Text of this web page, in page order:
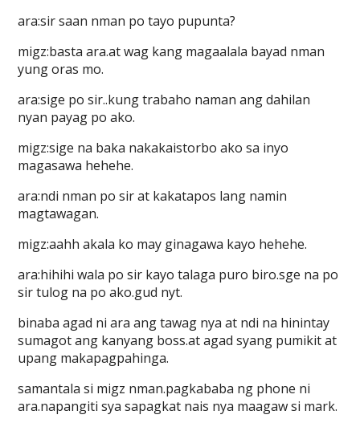
ara:sir saan nman po tayo pupunta?
migz:basta ara.at wag kang magaalala bayad nman
yung oras mo.
ara:sige po sir..kung trabaho naman ang dahilan
nyan payag po ako.
migz:sige na baka nakakaistorbo ako sa inyo
magasawa hehehe.
ara:ndi nman po sir at kakatapos lang namin
magtawagan.
migz:aahh akala ko may ginagawa kayo hehehe.
ara:hihihi wala po sir kayo talaga puro biro.sge na po
sir tulog na po ako.gud nyt.
binaba agad ni ara ang tawag nya at ndi na hinintay
sumagot ang kanyang boss.at agad syang pumikit at
upang makapagpahinga.
samantala si migz nman.pagkababa ng phone ni
ara.napangiti sya sapagkat nais nya maagaw si mark.